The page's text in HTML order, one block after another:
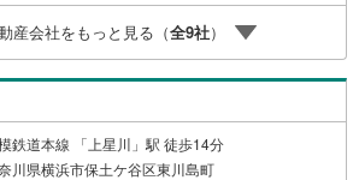
宅を買った後から始まる【住宅ローン返済】6
要になる【老後の費用負担】住宅探しの【こ
】で不安な部分を明確にしていきません
産会社をもっと見る（全9社）
鉄道本線 「上星川」駅 徒歩14分
川県横浜市保土ケ谷区東川島町